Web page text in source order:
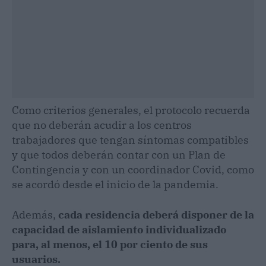
Como criterios generales, el protocolo recuerda
que no deberán acudir a los centros
trabajadores que tengan síntomas compatibles
y que todos deberán contar con un Plan de
Contingencia y con un coordinador Covid, como
se acordó desde el inicio de la pandemia.
Además, cada residencia deberá disponer de la
capacidad de aislamiento individualizado
para, al menos, el 10 por ciento de sus
usuarios.